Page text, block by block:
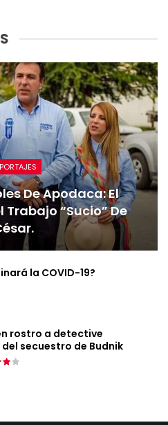
De Apodaca: El
Trabajo “sucio” De
la COVID-19?
rostro a detective
secuestro de Budnik